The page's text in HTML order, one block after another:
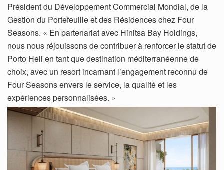
Président du Développement Commercial Mondial, de la
Gestion du Portefeuille et des Résidences chez Four
Seasons. « En partenariat avec Hinitsa Bay Holdings,
nous nous réjouissons de contribuer à renforcer le statut de
Porto Heli en tant que destination méditerranéenne de
choix, avec un resort incarnant l’engagement reconnu de
Four Seasons envers le service, la qualité et les
expériences personnalisées. »